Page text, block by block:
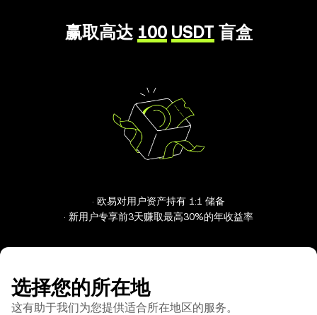
赢取高达 100 USDT 盲盒
· 欧易对用户资产持有 1:1 储备
· 新用户专享前3天赚取最高30%的年收益率
选择您的所在地
这有助于我们为您提供适合所在地区的服务。